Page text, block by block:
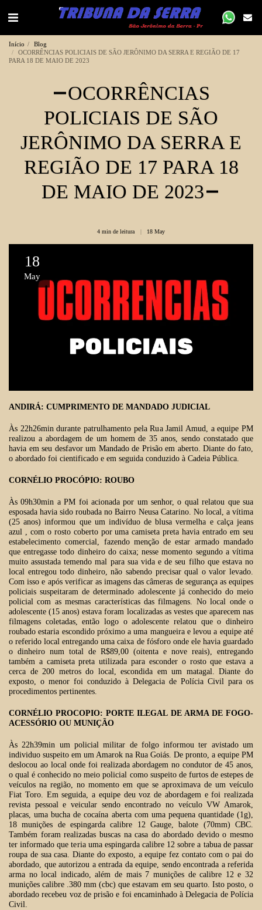
Início
Blog
OCORRÊNCIAS POLICIAIS DE SÃO JERÔNIMO DA SERRA E REGIÃO DE 17
PARA 18 DE MAIO DE 2023
OCORRÊNCIAS
POLICIAIS DE SÃO
JERÔNIMO DA SERRA E
REGIÃO DE 17 PARA 18
DE MAIO DE 2023
4 min de leitura 18May
18
May
ANDIRÁ: CUMPRIMENTO DE MANDADO JUDICIAL
Às 22h26min durante patrulhamento pela Rua Jamil Amud, a equipe PM
realizou a abordagem de um homem de 35 anos, sendo constatado que
havia em seu desfavor um Mandado de Prisão em aberto. Diante do fato,
o abordado foi cientificado e em seguida conduzido à Cadeia Pública.
CORNÉLIO PROCÓPIO: ROUBO
Às 09h30min a PM foi acionada por um senhor, o qual relatou que sua
esposada havia sido roubada no Bairro Neusa Catarino. No local, a vítima
(25 anos) informou que um indivíduo de blusa vermelha e calça jeans
azul , com o rosto coberto por uma camiseta preta havia entrado em seu
estabelecimento comercial, fazendo menção de estar armado mandado
que entregasse todo dinheiro do caixa; nesse momento segundo a vítima
muito assustada temendo mal para sua vida e de seu filho que estava no
local entregou todo dinheiro, não sabendo precisar qual o valor levado.
Com isso e após verificar as imagens das câmeras de segurança as equipes
policiais suspeitaram de determinado adolescente já conhecido do meio
policial com as mesmas características das filmagens. No local onde o
adolescente (15 anos) estava foram localizadas as vestes que aparecem nas
filmagens coletadas, então logo o adolescente relatou que o dinheiro
roubado estaria escondido próximo a uma mangueira e levou a equipe até
o referido local entregando uma caixa de fósforo onde ele havia guardado
o dinheiro num total de R$89,00 (oitenta e nove reais), entregando
também a camiseta preta utilizada para esconder o rosto que estava a
cerca de 200 metros do local, escondida em um matagal. Diante do
exposto, o menor foi conduzido à Delegacia de Polícia Civil para os
procedimentos pertinentes.
CORNÉLIO PROCOPIO: PORTE ILEGAL DE ARMA DE FOGO-
ACESSÓRIO OU MUNIÇÃO
Às 22h39min um policial militar de folgo informou ter avistado um
individuo suspeito em um Amarok na Rua Goiás. De pronto, a equipe PM
deslocou ao local onde foi realizada abordagem no condutor de 45 anos,
o qual é conhecido no meio policial como suspeito de furtos de estepes de
veículos na região, no momento em que se aproximava de um veículo
Fiat Toro. Em seguida, a equipe deu voz de abordagem e foi realizada
revista pessoal e veicular sendo encontrado no veículo VW Amarok,
placas, uma bucha de cocaína aberta com uma pequena quantidade (1g),
18 munições de espingarda calibre 12 Gauge, balote (70mm) CBC.
Também foram realizadas buscas na casa do abordado devido o mesmo
ter informado que teria uma espingarda calibre 12 sobre a tabua de passar
roupa de sua casa. Diante do exposto, a equipe fez contato com o pai do
abordado, que autorizou a entrada da equipe, sendo encontrada a referida
arma no local indicado, além de mais 7 munições de calibre 12 e 32
munições calibre .380 mm (cbc) que estavam em seu quarto. Isto posto, o
abordado recebeu voz de prisão e foi encaminhado à Delegacia de Polícia
Civil.